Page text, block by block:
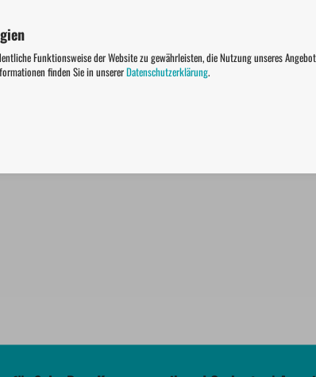
Funktionsweise der Website zu gewährleisten, die Nutzung unseres
finden Sie in unsererDatenschutzerklärung.